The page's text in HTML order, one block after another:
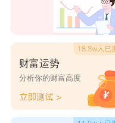
姻缘何时来，且听菩
若有心仪者，君只需静
若已交往者，不急结
若是分手者，安心度
若偶外遇者，你就宽心
工作在何方，目前无定
事业问前途，当前淡淡
观音灵签第53签
观音灵签第55签
观音灵签第57签
观音灵签第59签
观音灵签第61签
财富运势
分析你的财富高度